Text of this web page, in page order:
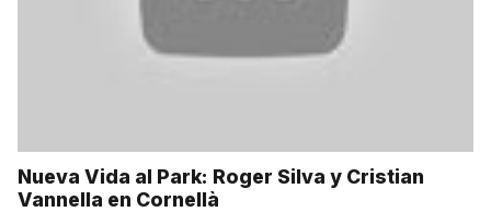
Nueva Vida al Park: Roger Silva y Cristian
Vannella en Cornellà